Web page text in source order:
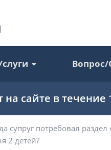
Вопрос/
сайте в течение